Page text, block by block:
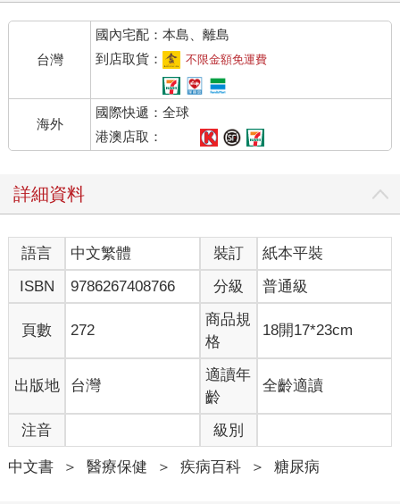
普遍存在。
事實上，胰島素阻抗是全球最常見的健康失調，每年受其影響的
成人和兒童人數超過其他疾病。然而，大多數人對「胰島素阻
抗」一詞並不熟悉，或者即使聽過也不瞭解。這並不使人意外－
－我是一名生化科學家和教授，目前正專注於胰島素阻抗的研
究。但在此之前，我也對這種病症渾然無知。
我如何成為「胰島素阻抗」的專家？
如果你正提出疑問：要是胰島素阻抗如此常見，那為什麼沒有聽
說更多關於這個問題的訊息？
你其實不是唯一感到困惑的人，就連我自己，本來也不熟悉胰島
素阻抗，直到我的專業學術興趣將我拉往那個方向。
和現在一樣，肥胖症在西元2000年初也受到相當多的關注。在讀
過一篇討論「脂肪組織如何分泌荷爾蒙至血液當中，並影響身體
其他部位」的學術文章之後，我便深受這個議題所吸引；我想要
知道更多！
我原本的研究重心放在「肌肉如何適應運動」，但該篇文章讓我
對身體如何適應肥胖症非常感興趣；人體真的非常令人感到驚
嘆，即使處於肥胖症這類不健康的狀態之下，仍然會堅定地持續
運作（不幸的是，並非所有的適應都是有益的）。我閱讀的文章
愈多，就發現有愈多證據顯示：隨著身體脂肪的增加，身體也變
得對胰島素有抵抗性，或是對荷爾蒙的反應愈發不敏感。
在我的研究開始觸及胰島素阻抗「源頭」的表面時，對於胰島素
台灣
國內宅配：本島、離島
到店取貨：
不限金額免運費
海外
國際快遞：全球
港澳店取：
詳細資料
語言 中文繁體 裝訂
紙本平裝
ISBN
9786267408766 分級 普通級
頁數 272
商品規
格
18開17*23cm
出版地 台灣
適讀年
齡
全齡適讀
注音 級別
中文書 ＞ 醫療保健 ＞ 疾病百科 ＞ 糖尿病